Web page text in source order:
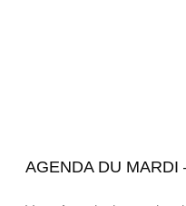
AGENDA DU MARDI